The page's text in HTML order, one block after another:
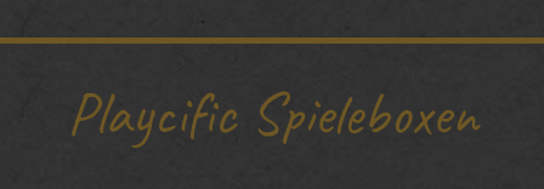
Playcific Spieleboxen